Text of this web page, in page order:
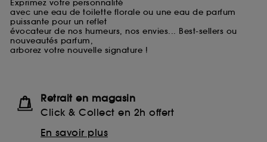
Exprimez votre personnalité
avec une eau de toilette florale ou une eau de parfum
puissante pour un reflet
évocateur de nos humeurs, nos envies... Best-sellers ou
nouveautés parfum,
arborez votre nouvelle signature !
Retrait en magasin
Click & Collect en 2h offert
En savoir plus